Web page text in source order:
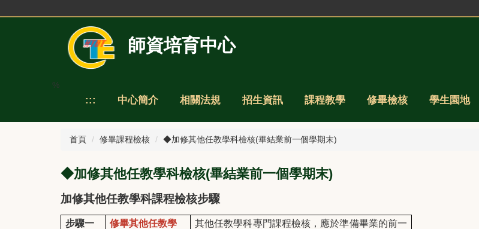
師資培育中心
::: 中心簡介 相關法規 招生資訊 課程教學 修畢檢核 學生園地
%
首頁 修畢課程檢核 ◆加修其他任教學科檢核(畢結業前一個學期末)
◆加修其他任教學科檢核(畢結業前一個學期末)
加修其他任教學科課程檢核步驟
步驟一
修畢其他任教學
其他任教學科專門課程檢核，應於準備畢業的前一